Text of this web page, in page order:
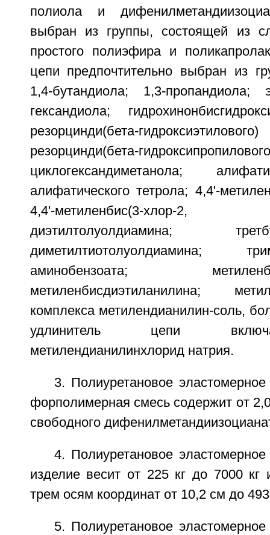
полиола и
выбран из группы, состоящей из
простого полиэфира и
цепи предпочтительно выбран из
1,4-бутандиола; 1,3-пропандиола;
гександиола;
резорцинди(бета-
резорцинди(бета-
циклогександиметанола;
алифатического тетрола; 4,4'-
4,4'-метиленбис(3-хлор-2, 6-
диэтилтолуолдиамина;
диметилтиотолуолдиамина;
аминобензоата;
метиленбисдиэтиланилина;
комплекса метилендианилин-соль,
удлинитель цепи
метилендианилинхлорид натрия.
3. Полиуретановое
форполимерная смесь содержит от
свободного
4. Полиуретановое
изделие весит от 225 кг до 7000
трем осям координат от 10,2 см до
5. Полиуретановое